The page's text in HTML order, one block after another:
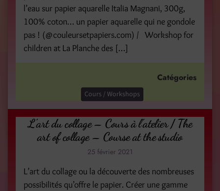
l’eau sur papier aquarelle Italia Magnani, 300g,
100% coton… un papier aquarelle qui ne gondole
pas ! (@couleursetpapiers.com) / Workshop for
children at La Planche des […]
Catégories
Cours / Workshops
L’art du collage – Cours à l’atelier / The
art of collage – Course at the studio
25 février 2021
L’art du collage ou la découverte des nombreuses
possibilités qu’offre le papier. Créer une gamme